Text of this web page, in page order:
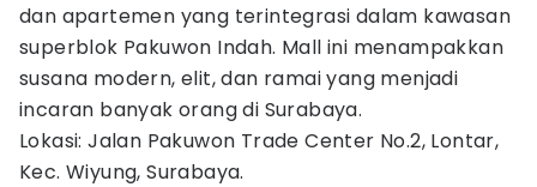
dan apartemen yang terintegrasi dalam kawasan
superblok Pakuwon Indah. Mall ini menampakkan
susana modern, elit, dan ramai yang menjadi
incaran banyak orang di Surabaya.
Lokasi: Jalan Pakuwon Trade Center No.2, Lontar,
Kec. Wiyung, Surabaya.